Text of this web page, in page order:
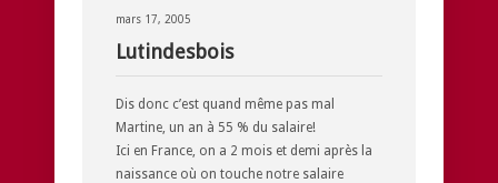
mars 17, 2005
Lutindesbois
Dis donc c’est quand même pas mal
Martine, un an à 55 % du salaire!
Ici en France, on a 2 mois et demi après la
naissance où on touche notre salaire